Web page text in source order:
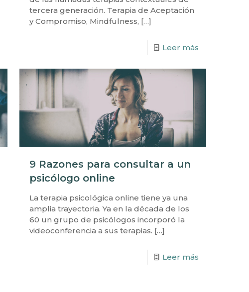
tercera generación. Terapia de Aceptación
y Compromiso, Mindfulness, […]
Leer más
9 Razones para consultar a un
psicólogo online
La terapia psicológica online tiene ya una
amplia trayectoria. Ya en la década de los
60 un grupo de psicólogos incorporó la
videoconferencia a sus terapias. […]
Leer más